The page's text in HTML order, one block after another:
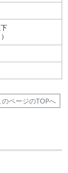
ページのTOPへ